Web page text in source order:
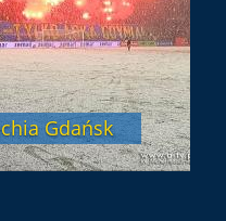
Gdańsk